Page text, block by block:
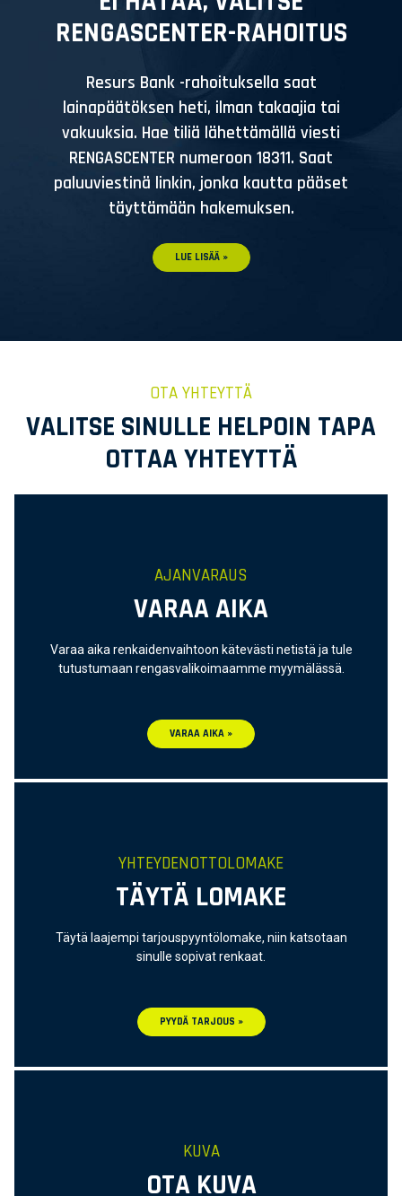
RENGASCENTER-RAHOITUS
Resurs Bank -rahoituksella saat
lainapäätöksen heti, ilman takaajia tai
vakuuksia. Hae tiliä lähettämällä viesti
RENGASCENTER numeroon 18311. Saat
paluuviestinä linkin, jonka kautta pääset
täyttämään hakemuksen.
LUE LISÄÄ »
OTA YHTEYTTÄ
VALITSE SINULLE HELPOIN TAPA
OTTAA YHTEYTTÄ
AJANVARAUS
VARAA AIKA
Varaa aika renkaidenvaihtoon kätevästi netistä ja tule
tutustumaan rengasvalikoimaamme myymälässä.
VARAA AIKA »
YHTEYDENOTTOLOMAKE
TÄYTÄ LOMAKE
Täytä laajempi tarjouspyyntölomake, niin katsotaan
sinulle sopivat renkaat.
PYYDÄ TARJOUS »
KUVA
OTA KUVA